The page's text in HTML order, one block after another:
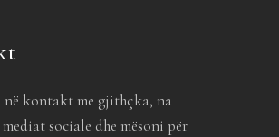
kontakt me gjithçka, na
sociale dhe mësoni për